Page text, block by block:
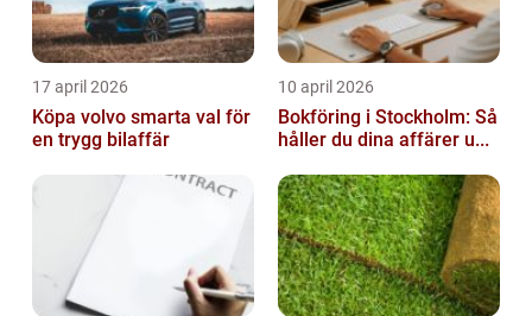
17 april 2026
Köpa volvo smarta val för
en trygg bilaffär
10 april 2026
Bokföring i Stockholm: Så
håller du dina affärer u...